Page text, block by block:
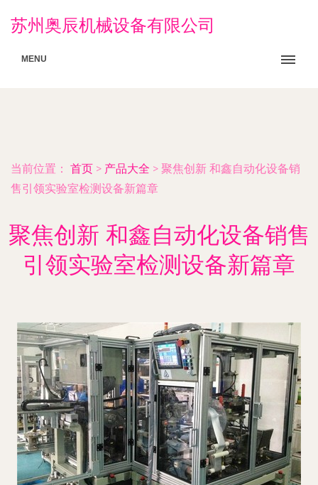
苏州奥辰机械设备有限公司
MENU
当前位置： 首页 > 产品大全 > 聚焦创新 和鑫自动化设备销
售引领实验室检测设备新篇章
聚焦创新 和鑫自动化设备销售
引领实验室检测设备新篇章